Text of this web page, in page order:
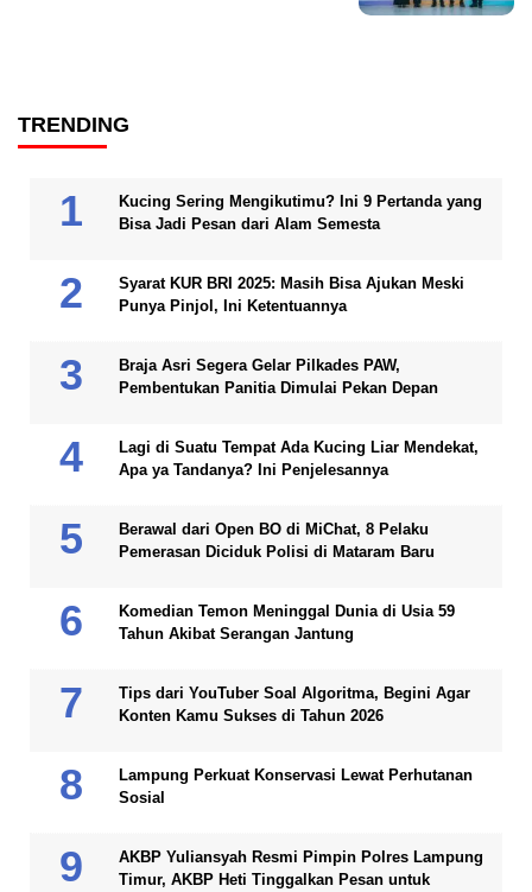
TRENDING
Kucing Sering Mengikutimu? Ini 9 Pertanda yang
Bisa Jadi Pesan dari Alam Semesta
Syarat KUR BRI 2025: Masih Bisa Ajukan Meski
Punya Pinjol, Ini Ketentuannya
Braja Asri Segera Gelar Pilkades PAW,
Pembentukan Panitia Dimulai Pekan Depan
Lagi di Suatu Tempat Ada Kucing Liar Mendekat,
Apa ya Tandanya? Ini Penjelesannya
Berawal dari Open BO di MiChat, 8 Pelaku
Pemerasan Diciduk Polisi di Mataram Baru
Komedian Temon Meninggal Dunia di Usia 59
Tahun Akibat Serangan Jantung
Tips dari YouTuber Soal Algoritma, Begini Agar
Konten Kamu Sukses di Tahun 2026
Lampung Perkuat Konservasi Lewat Perhutanan
Sosial
AKBP Yuliansyah Resmi Pimpin Polres Lampung
Timur, AKBP Heti Tinggalkan Pesan untuk